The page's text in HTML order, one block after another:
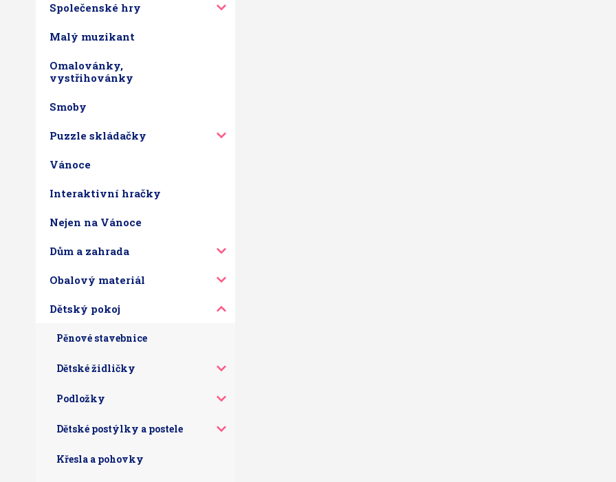
Společenské hry
Malý muzikant
Omalovánky,
vystřihovánky
Smoby
Puzzle skládačky
Vánoce
Interaktivní hračky
Nejen na Vánoce
Dům a zahrada
Obalový materiál
Dětský pokoj
Pěnové stavebnice
Dětské židličky
Podložky
Dětské postýlky a postele
Křesla a pohovky